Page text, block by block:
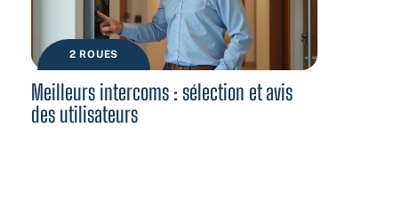
2 ROUES
Meilleurs intercoms : sélection et avis
des utilisateurs